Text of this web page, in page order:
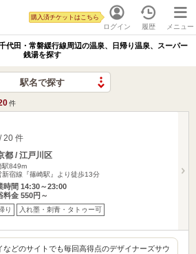
ログイン
購入済チケットはこちら
履歴 メニュー
代田・常磐緩行線周辺の温泉、日帰り温泉、スーパー
銭湯を探す
駅名で探す
件
/ 20 件
都 / 江戸川区
駅849m
新宿線『篠崎駅』より徒歩13分
時間 14:30～23:00
料金 550円～
り 入れ墨・刺青・タトゥー可
などのサイトでも毎回高得点のデザイナーズサウ